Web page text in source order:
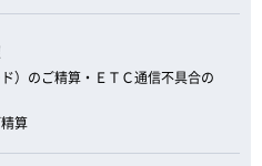
）のご精算・ＥＴＣ通信不具合の
算